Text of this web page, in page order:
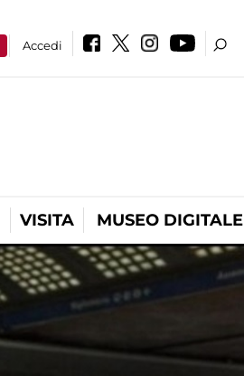
Accedi
VISITA MUSEO DIGITALE